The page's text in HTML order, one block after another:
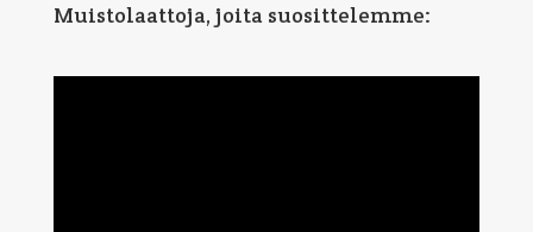
Muistolaattoja, joita suosittelemme: